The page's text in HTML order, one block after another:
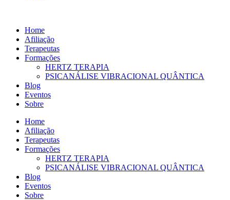
Home
Afiliação
Terapeutas
Formações
HERTZ TERAPIA
PSICANÁLISE VIBRACIONAL QUÂNTICA
Blog
Eventos
Sobre
Home
Afiliação
Terapeutas
Formações
HERTZ TERAPIA
PSICANÁLISE VIBRACIONAL QUÂNTICA
Blog
Eventos
Sobre